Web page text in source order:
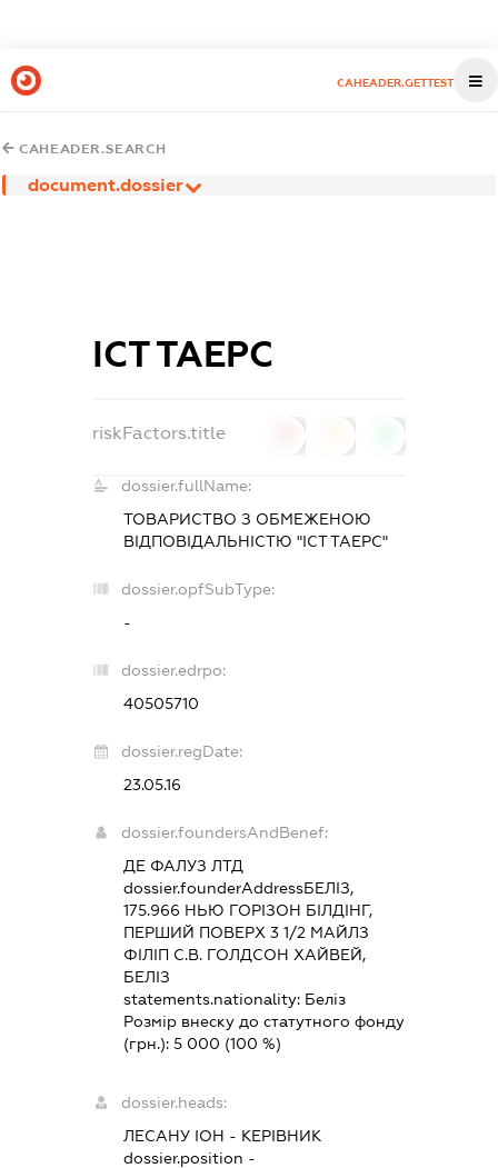
CAHEADER.GETTEST
CAHEADER.SEARCH
document.dossier
ІСТ ТАЕРС
riskFactors.title
dossier.fullName:
ТОВАРИСТВО З ОБМЕЖЕНОЮ
ВІДПОВІДАЛЬНІСТЮ "ІСТ ТАЕРС"
dossier.opfSubType:
-
dossier.edrpo:
40505710
dossier.regDate:
23.05.16
dossier.foundersAndBenef:
ДЕ ФАЛУЗ ЛТД
dossier.founderAddressБЕЛІЗ,
175.966 НЬЮ ГОРІЗОН БІЛДІНГ,
ПЕРШИЙ ПОВЕРХ 3 1/2 МАЙЛЗ
ФІЛІП С.В. ГОЛДСОН ХАЙВЕЙ,
БЕЛІЗ
statements.nationality: Беліз
Розмір внеску до статутного фонду
(грн.):5 000 (100 %)
dossier.heads:
ЛЕСАНУ ІОН - КЕРІВНИК
dossier.position -